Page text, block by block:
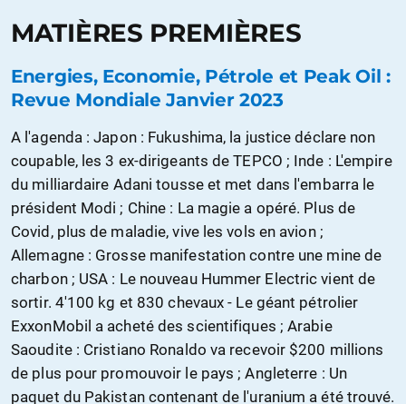
MATIÈRES PREMIÈRES
Energies, Economie, Pétrole et Peak Oil :
Revue Mondiale Janvier 2023
A l'agenda : Japon : Fukushima, la justice déclare non
coupable, les 3 ex-dirigeants de TEPCO ; Inde : L'empire
du milliardaire Adani tousse et met dans l'embarra le
président Modi ; Chine : La magie a opéré. Plus de
Covid, plus de maladie, vive les vols en avion ;
Allemagne : Grosse manifestation contre une mine de
charbon ; USA : Le nouveau Hummer Electric vient de
sortir. 4'100 kg et 830 chevaux - Le géant pétrolier
ExxonMobil a acheté des scientifiques ; Arabie
Saoudite : Cristiano Ronaldo va recevoir $200 millions
de plus pour promouvoir le pays ; Angleterre : Un
paquet du Pakistan contenant de l'uranium a été trouvé.